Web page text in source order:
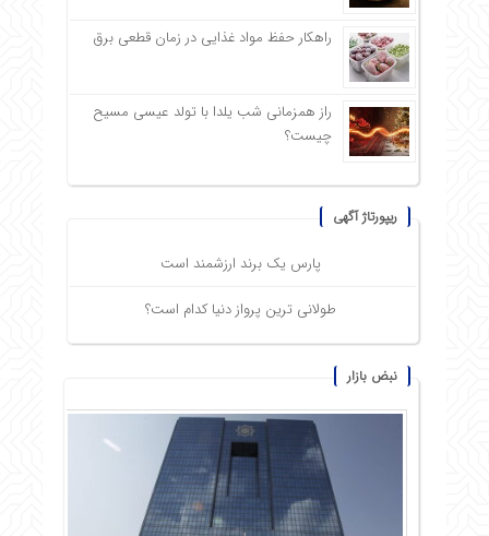
راهکار حفظ مواد غذایی در زمان قطعی برق
راز همزمانی شب یلدا با تولد عیسی مسیح
چیست؟
ریپورتاژ آگهی
پارس یک برند ارزشمند است
طولانی ترین پرواز دنیا کدام است؟
نبض بازار